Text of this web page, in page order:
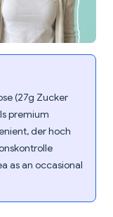
(27g Zucker
premium
der hoch
as an occasional